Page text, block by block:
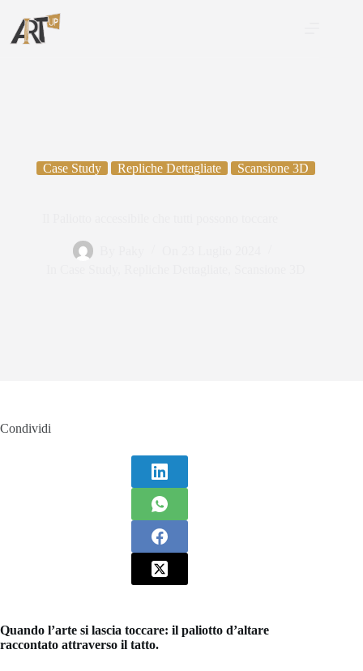
Case Study Repliche Dettagliate Scansione 3D
Condividi
Quando l’arte si lascia toccare: il paliotto d’altare
raccontato attraverso il tatto.